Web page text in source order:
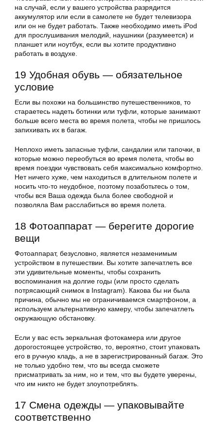
на случай, если у вашего устройства разрядится
аккумулятор или если в самолете не будет телевизора
или он не будет работать. Также необходимо иметь iPod
для прослушивания мелодий, наушники (разумеется) и
планшет или ноутбук, если вы хотите продуктивно
работать в воздухе.
19 Удобная обувь — обязательное
условие
Если вы похожи на большинство путешественников, то
стараетесь надеть ботинки или туфли, которые занимают
больше всего места во время полета, чтобы не пришлось
запихивать их в багаж.
Неплохо иметь запасные туфли, сандалии или тапочки, в
которые можно переобуться во время полета, чтобы во
время поездки чувствовать себя максимально комфортно.
Нет ничего хуже, чем находиться в длительном полете и
носить что-то неудобное, поэтому позаботьтесь о том,
чтобы вся Ваша одежда была более свободной и
позволяла Вам расслабиться во время полета.
18 Фотоаппарат — берегите дорогие
вещи
Фотоаппарат, безусловно, является незаменимым
устройством в путешествии. Вы хотите запечатлеть все
эти удивительные моменты, чтобы сохранить
воспоминания на долгие годы (или просто сделать
потрясающий снимок в Instagram). Какова бы ни была
причина, обычно мы не ограничиваемся смартфоном, а
используем альтернативную камеру, чтобы запечатлеть
окружающую обстановку.
Если у вас есть зеркальная фотокамера или другое
дорогостоящее устройство, то, вероятно, стоит упаковать
его в ручную кладь, а не в зарегистрированный багаж. Это
не только удобно тем, что вы всегда сможете
присматривать за ним, но и тем, что вы будете уверены,
что им никто не будет злоупотреблять.
17 Смена одежды — упаковывайте
соответственно